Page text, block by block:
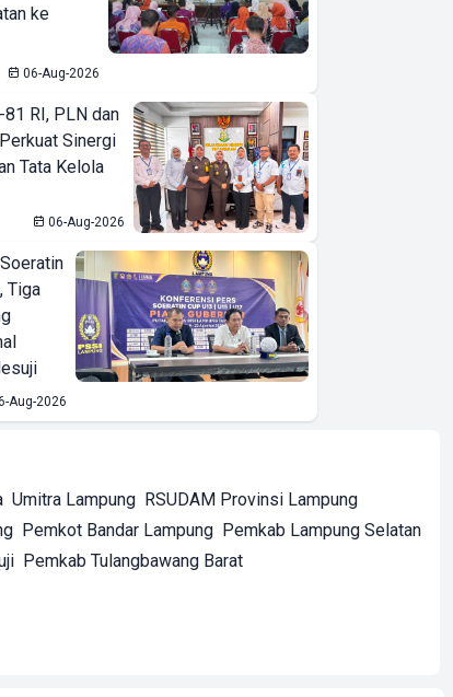
ke
06-Aug-2026
RI, PLN dan
Sinergi
Tata Kelola
06-Aug-2026
Tiga
Aug-2026
Umitra Lampung RSUDAM Provinsi Lampung
Pemkot Bandar Lampung Pemkab Lampung Selatan
Pemkab Tulangbawang Barat